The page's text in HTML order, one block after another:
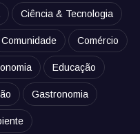
Ciência & Tecnologia
Comunidade Comércio
Educação
Gastronomia